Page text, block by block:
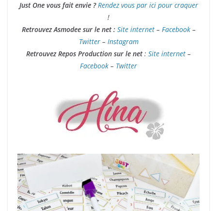
Just One vous fait envie ? Rendez vous par ici pour craquer
!
Retrouvez Asmodee sur le net : Site internet– Facebook–
Twitter– Instagram
Retrouvez Repos Production sur le net: Site internet –
Facebook – Twitter